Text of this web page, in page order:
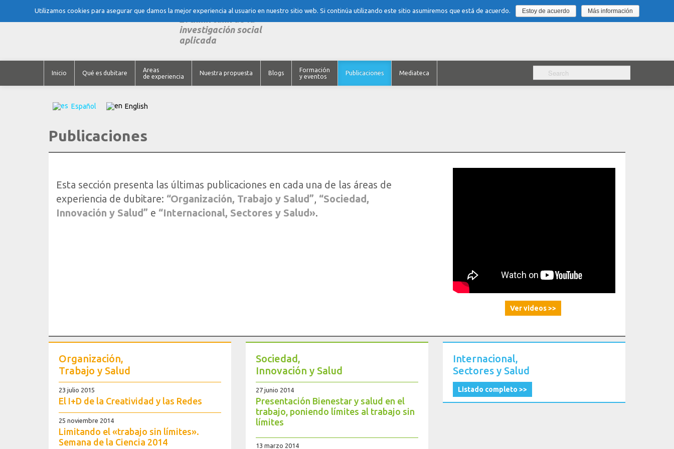
investigación social
aplicada
Inicio Qué es dubitare
Areas
de experiencia
Nuestra propuesta Blogs
Formación
y eventos
Publicaciones Mediateca
Español English
Publicaciones
Esta sección presenta las últimas publicaciones en cada una de las áreas de
experiencia de dubitare: “Organización, Trabajo y Salud”, “Sociedad,
Innovación y Salud” e “Internacional, Sectores y Salud».
Ver videos >>
Organización,
Trabajo y Salud
23 julio 2015
El I+D de la Creatividad y las Redes
25 noviembre 2014
Limitando el «trabajo sin límites».
Semana de la Ciencia 2014
Sociedad,
Innovación y Salud
27 junio 2014
Presentación Bienestar y salud en el
trabajo, poniendo límites al trabajo sin
límites
13 marzo 2014
Internacional,
Sectores y Salud
Listado completo >>
Utilizamos cookies para asegurar que damos la mejor experiencia al usuario en nuestro sitio web. Si continúa utilizando este sitio asumiremos que está de acuerdo. Estoy de acuerdo Más información